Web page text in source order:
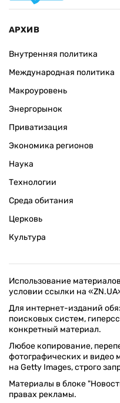
АРХИВ
Внутренняя политика
Международная политика
Макроуровень
Энергорынок
Приватизация
Экономика регионов
Наука
Технологии
Среда обитания
Церковь
Культура
Использование
условии ссылки на
Для интернет-изданий
поисковых систем,
конкретный материал.
Любое копирование,
фотографических и видео
на Getty Images, строго
Материалы в блоке
правах рекламы.